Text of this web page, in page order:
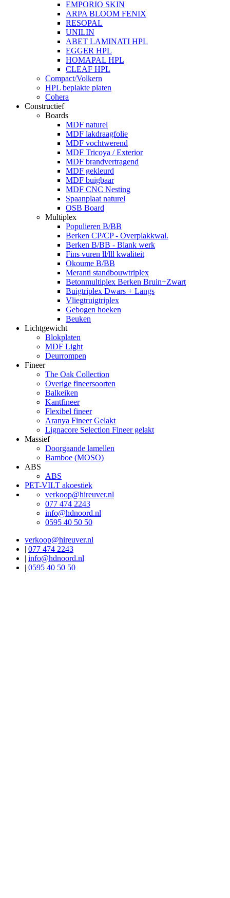
EMPORIO SKIN
ARPA BLOOM FENIX
RESOPAL
UNILIN
ABET LAMINATI HPL
EGGER HPL
HOMAPAL HPL
CLEAF HPL
Compact/Volkern
HPL beplakte platen
Cohera
Constructief
Boards
MDF naturel
MDF lakdraagfolie
MDF vochtwerend
MDF Tricoya / Exterior
MDF brandvertragend
MDF gekleurd
MDF buigbaar
MDF CNC Nesting
Spaanplaat naturel
OSB Board
Multiplex
Populieren B/BB
Berken CP/CP - Overplakkwal.
Berken B/BB - Blank werk
Fins vuren ll/lll kwaliteit
Okoume B/BB
Meranti standbouwtriplex
Betonmultiplex Berken Bruin+Zwart
Buigtriplex Dwars + Langs
Vliegtruigtriplex
Gebogen hoeken
Beuken
Lichtgewicht
Blokplaten
MDF Light
Deurrompen
Fineer
The Oak Collection
Overige fineersoorten
Balkeiken
Kantfineer
Flexibel fineer
Aranya Fineer Gelakt
Lignacore Selection Fineer gelakt
Massief
Doorgaande lamellen
Bamboe (MOSO)
ABS
ABS
PET-VILT akoestiek
verkoop@hireuver.nl
077 474 2243
info@hdnoord.nl
0595 40 50 50
verkoop@hireuver.nl
| 077 474 2243
| info@hdnoord.nl
| 0595 40 50 50